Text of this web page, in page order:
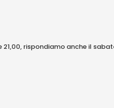
rispondiamo anche il